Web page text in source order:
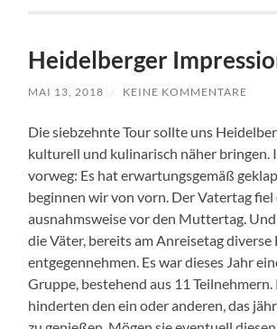
Heidelberger
MAI 13, 2018 / KEINE KOMMENTARE
Die siebzehnte Tour sollte uns
kulturell und kulinarisch näher bringen.
vorweg: Es hat erwartungsgemäß
beginnen wir von vorn. Der Vatertag fiel
ausnahmsweise vor den Muttertag.
die Väter, bereits am Anreisetag
entgegennehmen. Es war dieses Jahr
Gruppe, bestehend aus 11
hinderten den ein oder anderen, das